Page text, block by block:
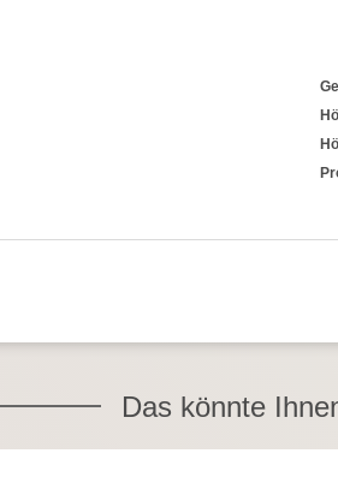
Das könnte